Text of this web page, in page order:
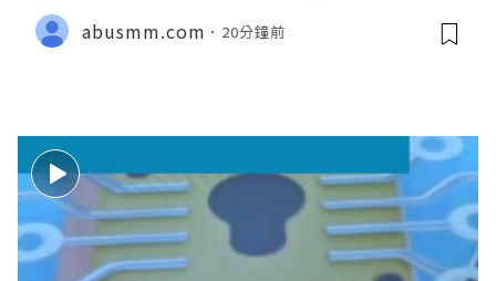
abusmm.com 20分鐘前